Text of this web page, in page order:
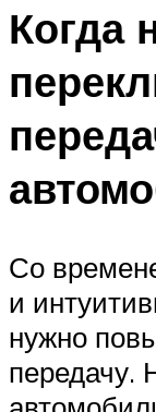
Когда
Со
и
нужно
передачу.